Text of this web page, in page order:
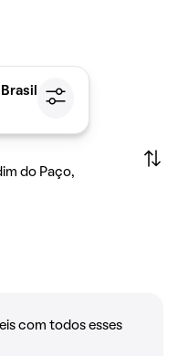
do Paço,
com todos esses